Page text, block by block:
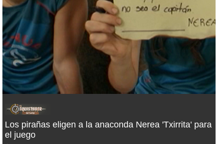
Los pirañas eligen a la anaconda Nerea 'Txirrita' para
el juego